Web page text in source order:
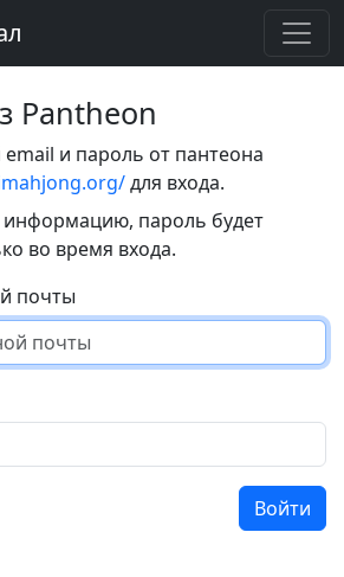
Pantheon
и пароль от пантеона
для входа.
пароль будет
во время входа.
почты
Войти